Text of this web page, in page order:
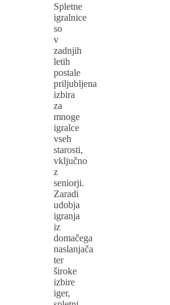
Spletne
igralnice
so
v
zadnjih
letih
postale
priljubljena
izbira
za
mnoge
igralce
vseh
starosti,
vključno
z
seniorji.
Zaradi
udobja
igranja
iz
domačega
naslanjača
ter
široke
izbire
iger,